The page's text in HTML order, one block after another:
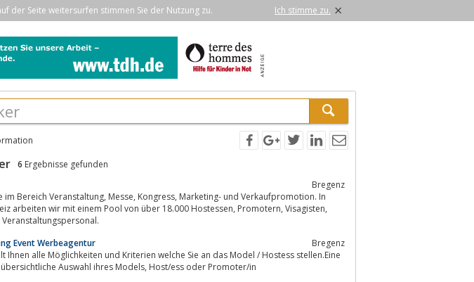
der Seite weitersurfen stimmen Sie der Nutzung zu. Ich stimme zu. ×
6 Ergebnisse gefunden
Bregenz
Kongress, Marketing- und Verkaufpromotion. In
Veranstaltungspersonal.
Event Werbeagentur
Bregenz
Ihnen alle Möglichkeiten und Kriterien welche Sie an das Model / Hostess stellen.Eine
Plattform für alle BelangeSchnelle und übersichtliche Auswahl ihres Models, Host/ess oder Promoter/in